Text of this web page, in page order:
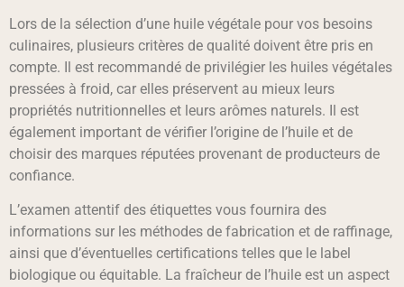
Lors de la sélection d’une huile végétale pour vos besoins
culinaires, plusieurs critères de qualité doivent être pris en
compte. Il est recommandé de privilégier les huiles végétales
pressées à froid, car elles préservent au mieux leurs
propriétés nutritionnelles et leurs arômes naturels. Il est
également important de vérifier l’origine de l’huile et de
choisir des marques réputées provenant de producteurs de
confiance.
L’examen attentif des étiquettes vous fournira des
informations sur les méthodes de fabrication et de raffinage,
ainsi que d’éventuelles certifications telles que le label
biologique ou équitable. La fraîcheur de l’huile est un aspect